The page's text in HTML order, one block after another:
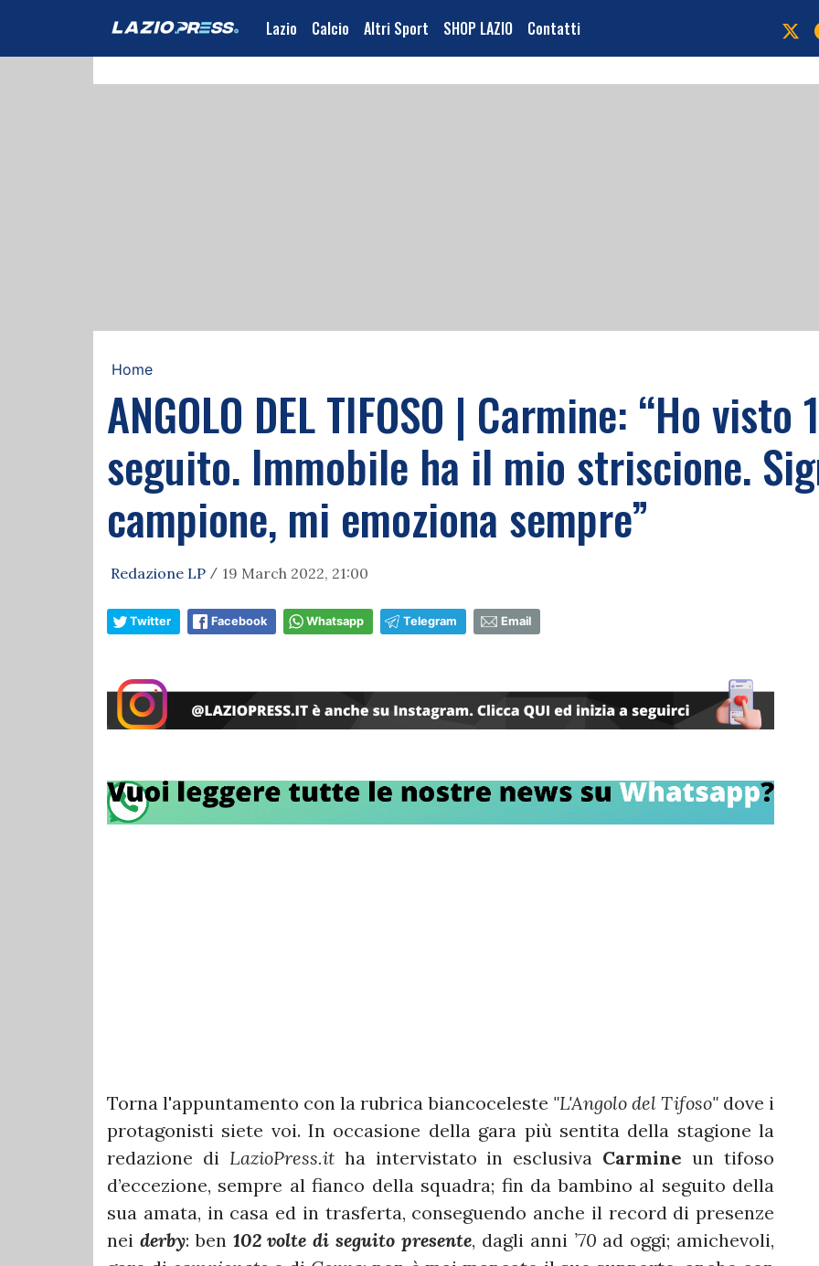
Lazio Calcio Altri Sport SHOP LAZIO Contatti
Home
ANGOLO DEL TIFOSO | Carmine: “Ho
seguito. Immobile ha il mio striscione.
campione, mi emoziona sempre”
Redazione LP / 19 March 2022, 21:00
Twitter Facebook Whatsapp Telegram Email
Torna l'appuntamento con la rubrica biancoceleste "L'Angolo del Tifoso" dove i
protagonisti siete voi. In occasione della gara più sentita della stagione la
redazione di LazioPress.it ha intervistato in esclusiva Carmine un tifoso
d’eccezione, sempre al fianco della squadra; fin da bambino al seguito della
sua amata, in casa ed in trasferta, conseguendo anche il record di presenze
nei derby: ben 102 volte di seguito presente, dagli anni ’70 ad oggi; amichevoli,